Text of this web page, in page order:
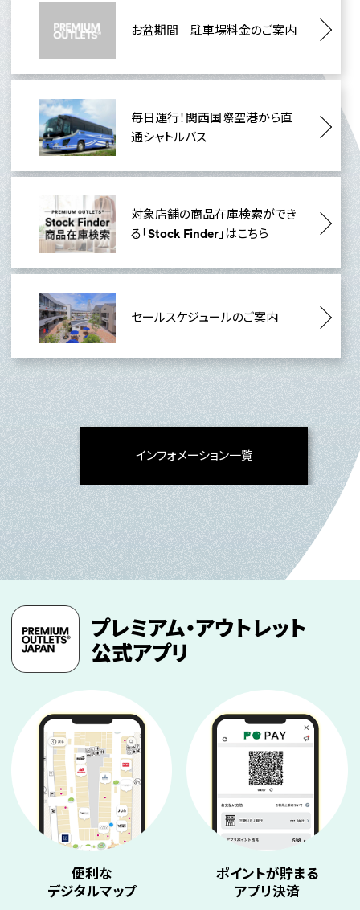
お盆期間 駐車場料金のご案内
毎日運行！関西国際空港から直
通シャトルバス
対象店舗の商品在庫検索ができ
る「Stock Finder」はこちら
セールスケジュールのご案内
インフォメーション一覧
プレミアム・アウトレット
公式アプリ
便利な
デジタルマップ
ポイントが貯まる
アプリ決済